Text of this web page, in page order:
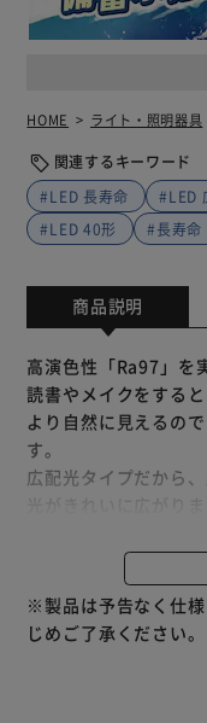
HOME ライト・照明器具
関連するキーワード
#LED 長寿命
#LED
#LED 40形
#長寿命
商品説明
高演色性「Ra97」を
読書やメイクをする
より自然に見えるの
す。
広配光タイプだから
約10年間交換不要で
※製品は予告なく仕
じめご了承ください。